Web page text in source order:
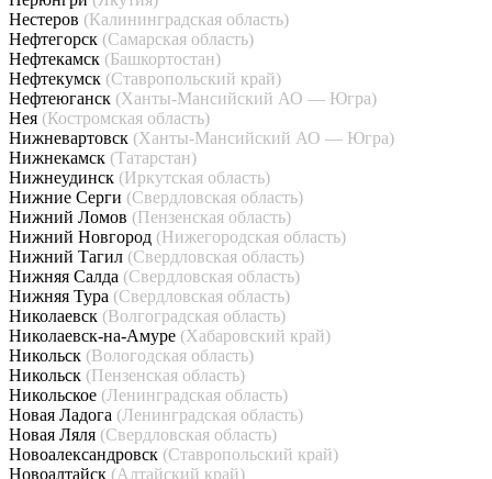
Нестеров (Калининградская область)
Нефтегорск (Самарская область)
Нефтекамск (Башкортостан)
Нефтекумск (Ставропольский край)
Нефтеюганск (Ханты-Мансийский АО — Югра)
Нея (Костромская область)
Нижневартовск (Ханты-Мансийский АО — Югра)
Нижнекамск (Татарстан)
Нижнеудинск (Иркутская область)
Нижние Серги (Свердловская область)
Нижний Ломов (Пензенская область)
Нижний Новгород (Нижегородская область)
Нижний Тагил (Свердловская область)
Нижняя Салда (Свердловская область)
Нижняя Тура (Свердловская область)
Николаевск (Волгоградская область)
Николаевск-на-Амуре (Хабаровский край)
Никольск (Вологодская область)
Никольск (Пензенская область)
Никольское (Ленинградская область)
Новая Ладога (Ленинградская область)
Новая Ляля (Свердловская область)
Новоалександровск (Ставропольский край)
Новоалтайск (Алтайский край)